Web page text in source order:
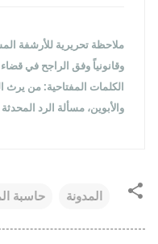
ملاحظة تحريرية للأرشفة
وقانونياً وفق الراجح في
الكلمات المفتاحية: من يرث
والأبوين، مسألة الرد المحدثة 2026، حصر تركة الزوجة المتوفاة.
المدونة حاسبة